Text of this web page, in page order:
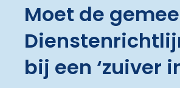
Moet de
bij een ‘zuiver